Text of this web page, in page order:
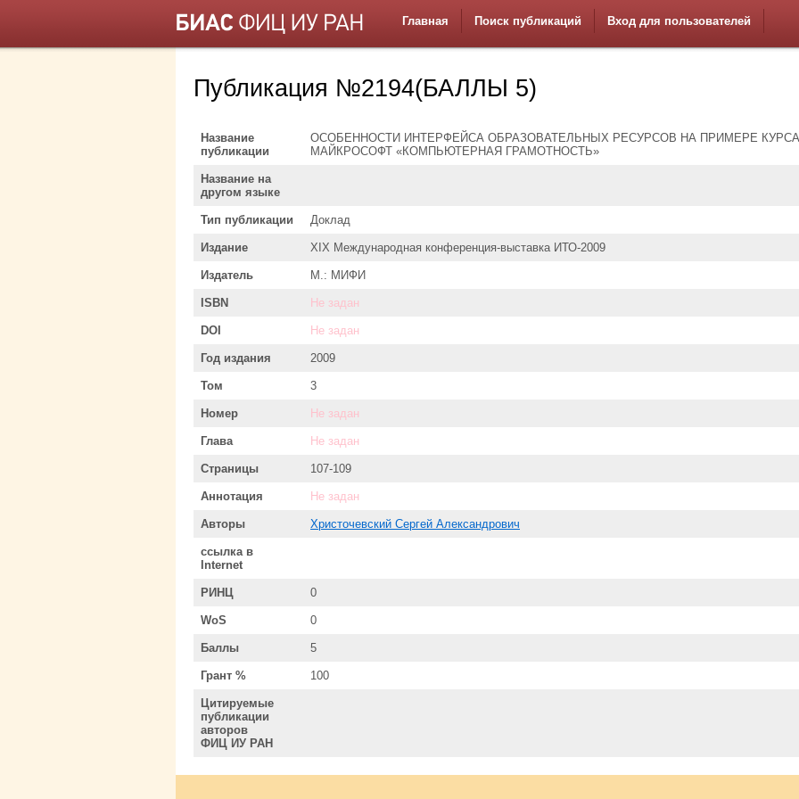
Главная Поиск публикаций Вход для пользователей
Публикация №2194(БАЛЛЫ 5)
Название
публикации
ОСОБЕННОСТИ ИНТЕРФЕЙСА ОБРАЗОВАТЕЛЬНЫХ РЕСУРСОВ НА ПРИМЕРЕ КУРСА
МАЙКРОСОФТ «КОМПЬЮТЕРНАЯ ГРАМОТНОСТЬ»
Название на
другом языке
Тип публикации Доклад
Издание XIX Международная конференция-выставка ИТО-2009
Издатель М.: МИФИ
ISBN Не задан
DOI Не задан
Год издания 2009
Том 3
Номер Не задан
Глава Не задан
Страницы 107-109
Аннотация Не задан
Авторы Христочевский Сергей Александрович
ссылка в
Internet
РИНЦ 0
WoS 0
Баллы 5
Грант % 100
Цитируемые
публикации
авторов
ФИЦ ИУ РАН